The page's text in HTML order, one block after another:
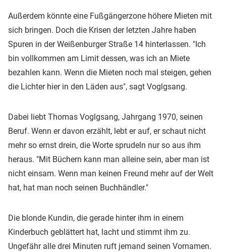
Außerdem könnte eine Fußgängerzone höhere Mieten mit
sich bringen. Doch die Krisen der letzten Jahre haben
Spuren in der Weißenburger Straße 14 hinterlassen. "Ich
bin vollkommen am Limit dessen, was ich an Miete
bezahlen kann. Wenn die Mieten noch mal steigen, gehen
die Lichter hier in den Läden aus", sagt Voglgsang.
Dabei liebt Thomas Voglgsang, Jahrgang 1970, seinen
Beruf. Wenn er davon erzählt, lebt er auf, er schaut nicht
mehr so ernst drein, die Worte sprudeln nur so aus ihm
heraus. "Mit Büchern kann man alleine sein, aber man ist
nicht einsam. Wenn man keinen Freund mehr auf der Welt
hat, hat man noch seinen Buchhändler."
Die blonde Kundin, die gerade hinter ihm in einem
Kinderbuch geblättert hat, lacht und stimmt ihm zu.
Ungefähr alle drei Minuten ruft jemand seinen Vornamen.